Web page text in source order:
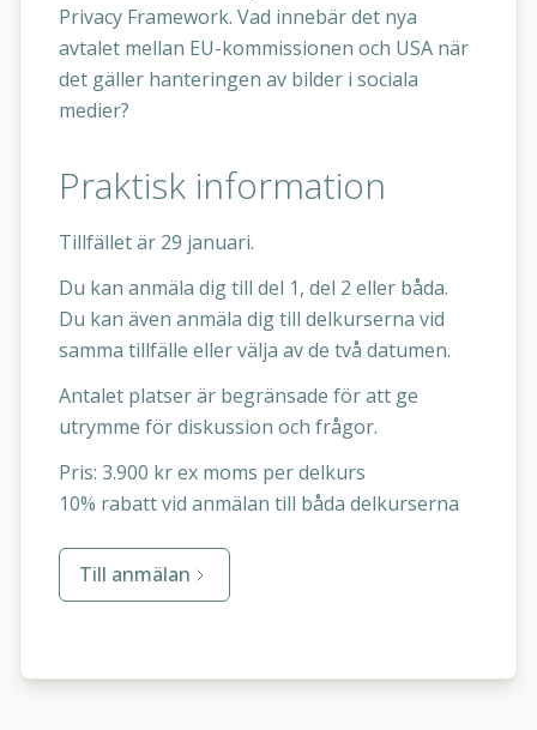
Privacy Framework. Vad innebär det nya
avtalet mellan EU-kommissionen och USA när
det gäller hanteringen av bilder i sociala
medier?
Praktisk information
Tillfället är 29 januari.
Du kan anmäla dig till del 1, del 2 eller båda.
Du kan även anmäla dig till delkurserna vid
samma tillfälle eller välja av de två datumen.
Antalet platser är begränsade för att ge
utrymme för diskussion och frågor.
Pris: 3.900 kr ex moms per delkurs
10% rabatt vid anmälan till båda delkurserna
Till anmälan